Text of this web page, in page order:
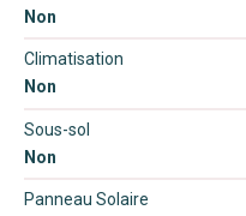
Non
Climatisation
Non
Sous-sol
Non
Panneau Solaire